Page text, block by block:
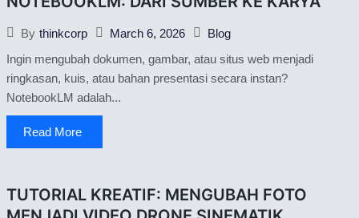
By thinkcorp March 6, 2026
Blog
Ingin mengubah dokumen, gambar, atau situs web menjadi
ringkasan, kuis, atau bahan presentasi secara instan?
NotebookLM adalah...
Read More
TUTORIAL KREATIF: MENGUBAH FOTO